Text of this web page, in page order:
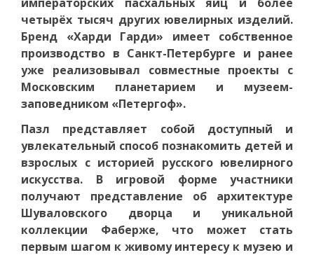
четырёх тысяч других ювелирных изделий.
Бренд «Харди Гарди» имеет собственное
производство в Санкт-Петербурге и ранее
уже реализовывал совместные проекты с
Московским планетарием и музеем-
заповедником «Петергоф».
Пазл представляет собой доступный и
увлекательный способ познакомить детей и
взрослых с историей русского ювелирного
искусства. В игровой форме участники
получают представление об архитектуре
Шуваловского дворца и уникальной
коллекции Фаберже, что может стать
первым шагом к живому интересу к музею и